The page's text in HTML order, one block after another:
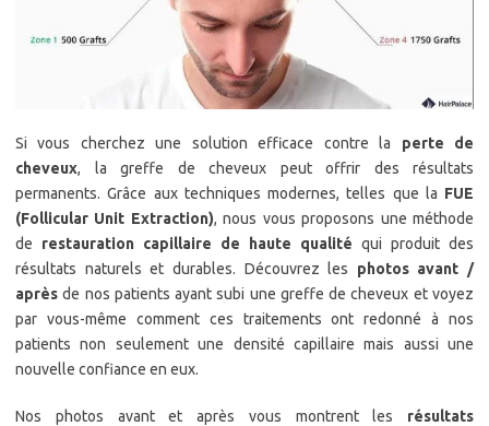
Si vous cherchez une solution efficace contre la perte de
cheveux, la greffe de cheveux peut offrir des résultats
permanents. Grâce aux techniques modernes, telles que la FUE
(Follicular Unit Extraction), nous vous proposons une méthode
de restauration capillaire de haute qualité qui produit des
résultats naturels et durables. Découvrez les photos avant /
après de nos patients ayant subi une greffe de cheveux et voyez
par vous-même comment ces traitements ont redonné à nos
patients non seulement une densité capillaire mais aussi une
nouvelle confiance en eux.
Nos photos avant et après vous montrent les résultats